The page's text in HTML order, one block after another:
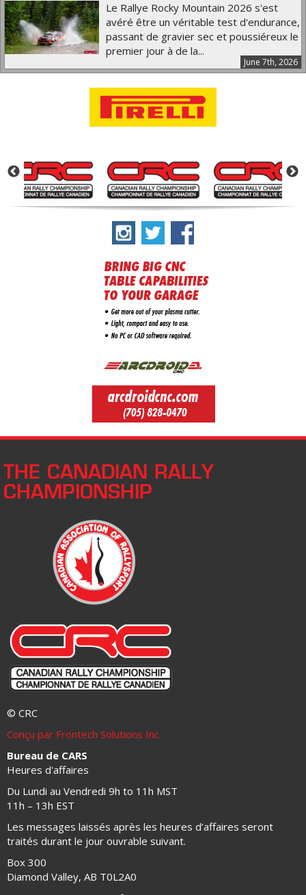
June 7th, 2026
Le Rallye Rocky Mountain 2026 s'est
avéré être un véritable test d'endurance,
passant de gravier sec et poussiéreux le
premier jour à de la...
THE CANADIAN RALLY
CHAMPIONSHIP
© CRC
Conçu par Frontech Solutions Inc.
Bureau de CARS
Heures d'affaires
Du Lundi au Vendredi 9h to 11h MST
11h – 13h EST
Les messages laissés après les heures d’affaires seront
traités durant le jour ouvrable suivant.
Box 300
Diamond Valley, AB T0L2A0